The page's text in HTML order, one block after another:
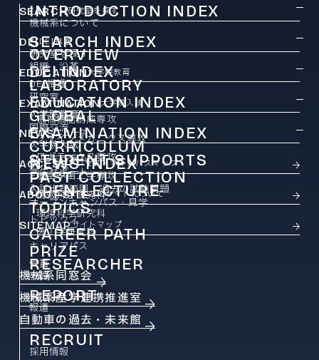
INTRODUCTION INDEX
機械系について
OVERVIEW
組織・沿革
SEARCH研究室を探す
SEARCH INDEX
研究室を探す
LABORATORY
研究室
機械機能創成専攻
ファインメカニクス専攻
ロボティクス専攻
航空宇宙工学専攻
情報科学研究科
環境科学研究科
医工学研究科
RESEARCHER
教員
DEIDEI推進
DEI INDEX
DEI推進
GLOBAL
国際交流
STUDENT SUPPORTS
学生サポート
EDUCATION大学院教育
EDUCATION INDEX
大学院教育
CURRICULUM
カリキュラム
OPEN LECTURE
オープンキャンパス・見学
CAREER PATH
キャリアパス
EXAMINATION大学院入試
EXAMINATION INDEX
大学院入試
PAST COLLECTION
入試出題範囲・過去の試験問題
NEWSニュース
NEWS INDEX
ニュース
TOPICS
トピックス
PRIZE
受賞
REPORT
報道
RECRUIT
採用情報
ACCESSアクセス・キャンパスマップ
ABOUT SITEこのサイトについて
SITEMAPサイトマップ
機械系同窓会
機械系産学連携推進室
自動車の過去・未来館